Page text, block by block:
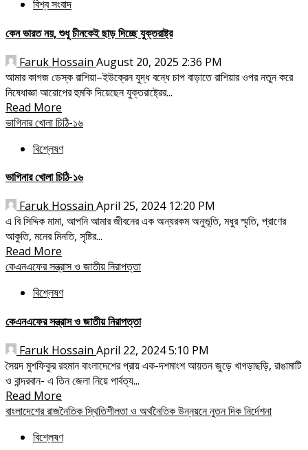
বিশ্ব সংবাদ
কেন ভারত নয়, শুধু চীনকেই ছাড় দিচ্ছে যুক্তরাষ্ট্র
Faruk Hossain August 20, 2025 2:36 PM
আমার কাগজ ডেস্ক রাশিয়া–ইউক্রেন যুদ্ধ বন্ধে চাপ বাড়াতে রাশিয়ার ওপর নতুন করে
নিষেধাজ্ঞা আরোপের হুমকি দিয়েছেন যুক্তরাষ্ট্রের...
Read More
ভাগিনার খোলা চিঠি-১৬
বিশ্লেষণ
ভাগিনার খোলা চিঠি-১৬
Faruk Hossain April 25, 2024 12:20 PM
এ বি সিদ্দিক মামা, আপনি আমার জীবনের এক অন্যরকম অনুভূতি, মধুর স্মৃতি, প্রাণের
আকুতি, মনের মিনতি, সৃষ্টির...
Read More
কেএনএফের সন্ত্রাস ও জাতীয় নিরাপত্তা
বিশ্লেষণ
কেএনএফের সন্ত্রাস ও জাতীয় নিরাপত্তা
Faruk Hossain April 22, 2024 5:10 PM
সৈয়দ মুশফিকুর রহমান বাংলাদেশের প্রায় এক-দশমাংশ আয়তন জুড়ে খাগড়াছড়ি, রাঙামাটি
ও বান্দরবান- এ তিন জেলা নিয়ে পার্বত্য...
Read More
বাংলাদেশের রাজনৈতিক স্থিতিশীলতা ও অর্থনৈতিক উন্নয়নে নুতন দিক নির্দেশনা
বিশ্লেষণ